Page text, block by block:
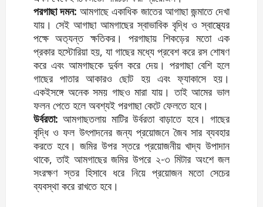
পরগাছা দমন:আমগাছে একাধিক জাতের আগাছা জন্মাতে দেখা
যায়। সেই আগাছা আমগাছের স্বাভাবিক বৃদ্ধি ও স্বাস্থ্যের
পক্ষে অত‍্যন্ত ক্ষতিকর। পরগাছায় শিকড়ের মতো এক
প্রকার হস্টোরিয়া হয়, যা গাছের মধ্যে প্রবেশ করে রস শোষণ
করে এবং আমগাছকে দুর্বল করে দেয়। পরগাছা বেশি হলে
গাছের পাতার আকারও ছোট হয় এবং ফ্যাকাসে হয়।
একইসঙ্গে অনেক সময় গাছও মারা যায়। তাই আমের ভাল
ফলন পেতে হলে অবশ্যই পরগাছা কেটে ফেলতে হবে।
উর্বরতা:আমগাছতলায় মাটির উর্বরতা বাড়াতে হবে। গাছের
বৃদ্ধি ও ফল উৎপাদনের জন্য প্রয়োজনে জৈব সার ব্যবহার
করতে হবে। জমির উপর স্তরে প্রয়োজনীয় খাদ্য উপাদান
থাকে, তাই আমগাছের জমির উপরে ২-৩ মিটার অংশে জল
সংরক্ষণ স্তর হিসাবে ধরে নিয়ে প্রয়োজন মতো সেচের
ব্যবস্থা করে রাখতে হবে।